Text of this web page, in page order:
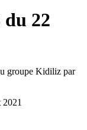
du 22
groupe Kidiliz par